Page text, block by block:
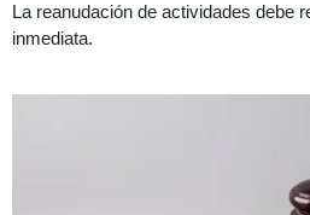
La reanudación de actividades debe
inmediata.